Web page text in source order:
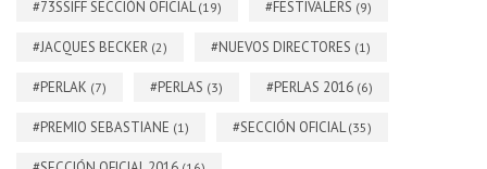
#73SSIFF SECCIÓN OFICIAL(19) #FESTIVALERS (9)
#JACQUES BECKER (2) #NUEVOS DIRECTORES (1)
#PERLAK (7) #PERLAS (3) #PERLAS 2016 (6)
#PREMIO SEBASTIANE (1) #SECCIÓN OFICIAL(35)